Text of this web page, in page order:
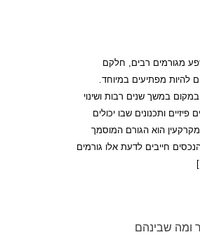
מגורמים רבים, חלקם
להיות מפתיעים במיוחד.
במשך שנים רבות ושינוי
פיזיים ותכנונים שבו יכולים
הוא הגורם המוסמך
חייבים לדעת אלו גורמים
ומה שבינהם